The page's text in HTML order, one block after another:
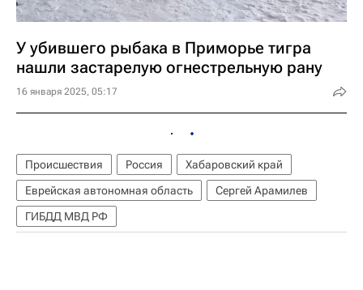
У убившего рыбака в Приморье тигра
нашли застарелую огнестрельную рану
16 января 2025, 05:17
Происшествия Россия
Хабаровский край
Еврейская автономная область
Сергей Арамилев
ГИБДД МВД РФ